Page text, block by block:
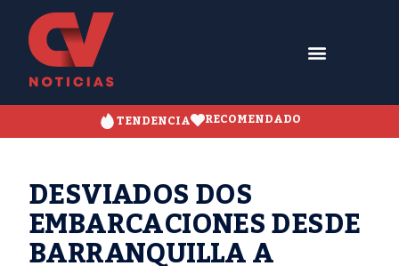
TENDENCIA RECOMENDADO
DESVIADOS DOS
EMBARCACIONES DESDE
BARRANQUILLA A